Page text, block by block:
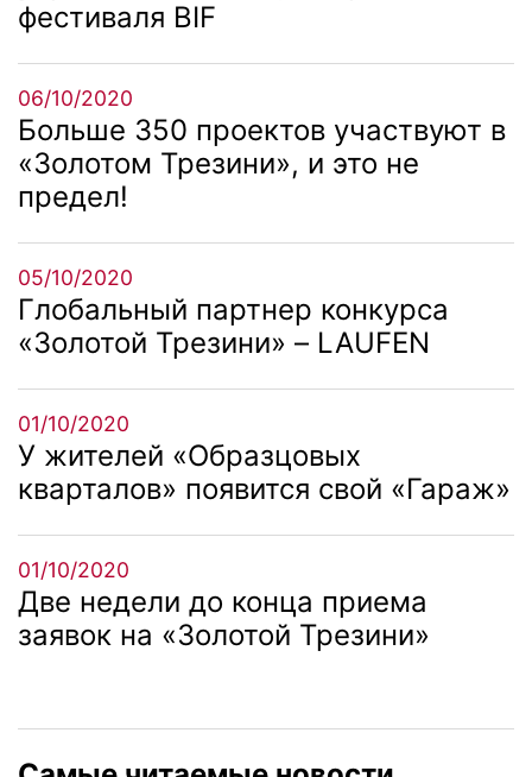
фестиваля BIF
06/10/2020
Больше 350 проектов участвуют в
«Золотом Трезини», и это не
предел!
05/10/2020
Глобальный партнер конкурса
«Золотой Трезини» – LAUFEN
01/10/2020
У жителей «Образцовых
кварталов» появится свой «Гараж»
01/10/2020
Две недели до конца приема
заявок на «Золотой Трезини»